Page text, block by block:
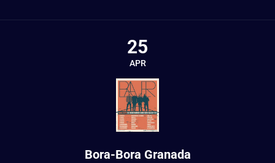
25
APR
Bora-Bora Granada